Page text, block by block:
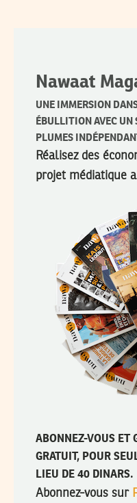
Nawaat
UNE IMMERSION
ÉBULLITION AVEC UN
PLUMES
Réalisez des
projet médiatique
ABONNEZ-VOUS ET
GRATUIT, POUR
LIEU DE 40 DINARS.
Abonnez-vous sur